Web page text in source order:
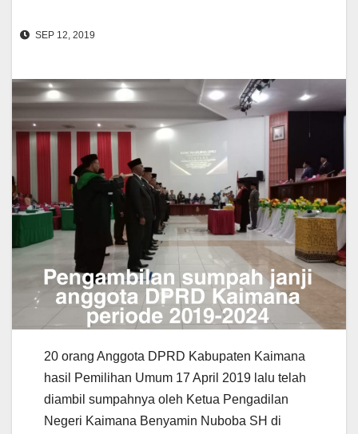
SEP 12, 2019
20 orang Anggota DPRD Kabupaten Kaimana
hasil Pemilihan Umum 17 April 2019 lalu telah
diambil sumpahnya oleh Ketua Pengadilan
Negeri Kaimana Benyamin Nuboba SH di